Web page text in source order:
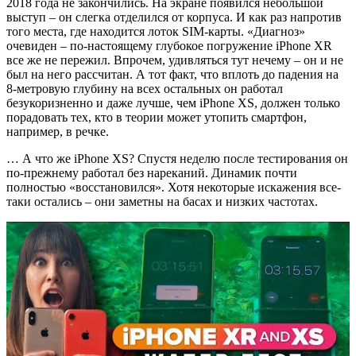
2018 года не закончились. На экране появился небольшой
выступ – он слегка отделился от корпуса. И как раз напротив
того места, где находится лоток SIM-карты. «Диагноз»
очевиден – по-настоящему глубокое погружение iPhone XR
все же не пережил. Впрочем, удивляться тут нечему – он и не
был на него рассчитан. А тот факт, что вплоть до падения на
8-метровую глубину на всех остальных он работал
безукоризненно и даже лучше, чем iPhone XS, должен только
порадовать тех, кто в теории может утопить смартфон,
например, в речке.
… А что же iPhone XS? Спустя неделю после тестирования он
по-прежнему работал без нареканий. Динамик почти
полностью «восстановился». Хотя некоторые искажения все-
таки остались – они заметны на басах и низких частотах.